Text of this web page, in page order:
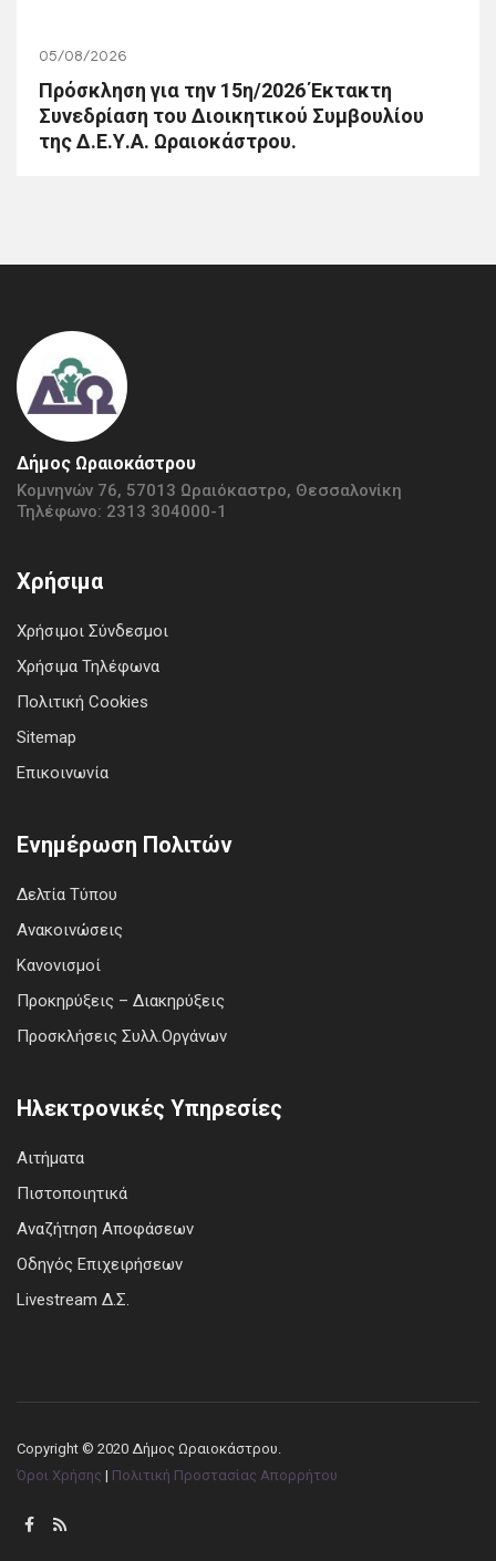
05/08/2026
Πρόσκληση για την 15η/2026 Έκτακτη
Συνεδρίαση του Διοικητικού Συμβουλίου
της Δ.Ε.Υ.Α. Ωραιοκάστρου.
Δήμος Ωραιοκάστρου
Κομνηνών 76, 57013 Ωραιόκαστρο, Θεσσαλονίκη
Τηλέφωνο: 2313 304000-1
Χρήσιμα
Χρήσιμοι Σύνδεσμοι
Χρήσιμα Τηλέφωνα
Πολιτική Cookies
Sitemap
Επικοινωνία
Ενημέρωση Πολιτών
Δελτία Τύπου
Ανακοινώσεις
Κανονισμοί
Προκηρύξεις – Διακηρύξεις
Προσκλήσεις Συλλ.Οργάνων
Ηλεκτρονικές Υπηρεσίες
Αιτήματα
Πιστοποιητικά
Αναζήτηση Αποφάσεων
Οδηγός Επιχειρήσεων
Livestream Δ.Σ.
Copyright © 2020 Δήμος Ωραιοκάστρου.
Όροι Χρήσης | Πολιτική Προστασίας Απορρήτου